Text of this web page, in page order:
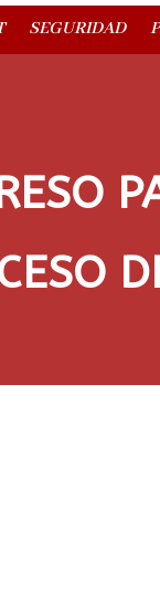
SEGURIDAD